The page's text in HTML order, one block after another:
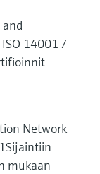
and
14001 /
Network
mukaan